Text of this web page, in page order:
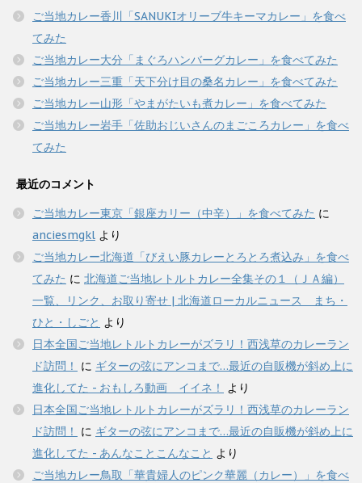
ご当地カレー香川「SANUKIオリーブ牛キーマカレー」を食べ
てみた
ご当地カレー大分「まぐろハンバーグカレー」を食べてみた
ご当地カレー三重「天下分け目の桑名カレー」を食べてみた
ご当地カレー山形「やまがたいも煮カレー」を食べてみた
ご当地カレー岩手「佐助おじいさんのまごころカレー」を食べ
てみた
最近のコメント
ご当地カレー東京「銀座カリー（中辛）」を食べてみた に
anciesmgkl より
ご当地カレー北海道「びえい豚カレーとろとろ煮込み」を食べ
てみた に 北海道ご当地レトルトカレー全集その１（ＪＡ編）
一覧、リンク、お取り寄せ | 北海道ローカルニュース まち・
ひと・しごと より
日本全国ご当地レトルトカレーがズラリ！西浅草のカレーラン
ド訪問！
に ギターの弦にアンコまで…最近の自販機が斜め上に
進化してた - おもしろ動画 イイネ！
より
日本全国ご当地レトルトカレーがズラリ！西浅草のカレーラン
ド訪問！
に ギターの弦にアンコまで…最近の自販機が斜め上に
進化してた - あんなことこんなこと より
ご当地カレー鳥取「華貴婦人のピンク華麗（カレー）」を食べ